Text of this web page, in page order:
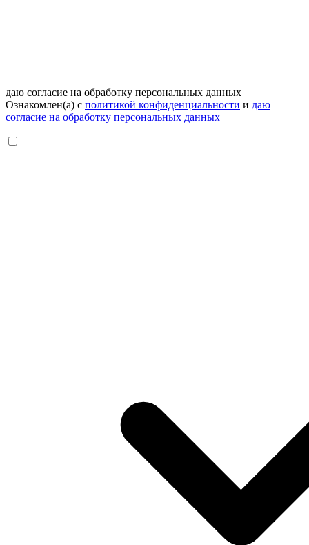
даю согласие на обработку персональных данных
Ознакомлен(а) с политикой конфиденциальности и даю
согласие на обработку персональных данных